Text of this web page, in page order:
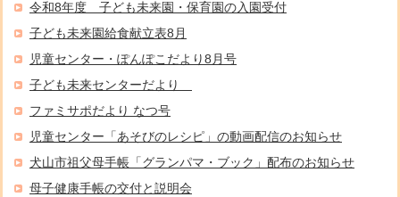
令和8年度 子ども未来園・保育園の入園受付
子ども未来園給食献立表8月
児童センター・ぽんぽこだより8月号
子ども未来センターだより
ファミサポだより なつ号
児童センター「あそびのレシピ」の動画配信のお知らせ
犬山市祖父母手帳「グランパマ・ブック」配布のお知らせ
母子健康手帳の交付と説明会